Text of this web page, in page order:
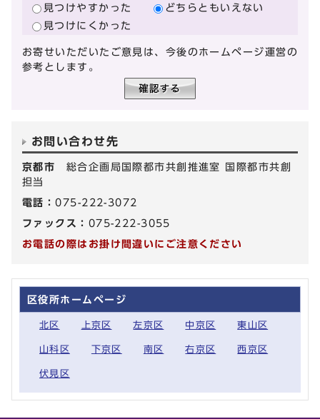
見つけやすかった
どちらともいえない
見つけにくかった
お寄せいただいたご意見は、今後のホームページ運営の
参考とします。
お問い合わせ先
京都市 総合企画局国際都市共創推進室 国際都市共創
担当
電話：075-222-3072
ファックス： 075-222-3055
お電話の際はお掛け間違いにご注意ください
区役所ホームページ
北区 上京区 左京区 中京区 東山区
山科区 下京区 南区 右京区 西京区
伏見区